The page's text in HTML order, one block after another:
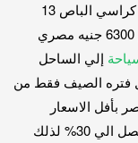
تويوتا 2021 الشكل الجديد ترخيص سياحة عدد كراسي الباص 13
كرسي طيارة سعر ايجار باص الى مرسى علم 6300 جنيه مصري
إلي الساحل
خلال فتره الصيف فقط من
بأفل الاسعار
وخصومات علي رحلات شرم الشيخ والغردقة تصل الي 30% لذلك